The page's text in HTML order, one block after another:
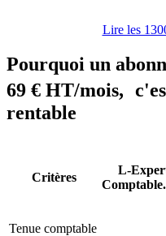
Lire les
Pourquoi un
69 € HT/mois,
rentable
Critères
L-
Tenue comptable